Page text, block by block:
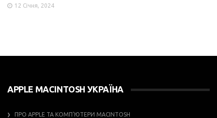
12 Січня, 2024
APPLE MACINTOSH УКРАЇНА
ПРО APPLE ТА КОМП’ЮТЕРИ MACINTOSH